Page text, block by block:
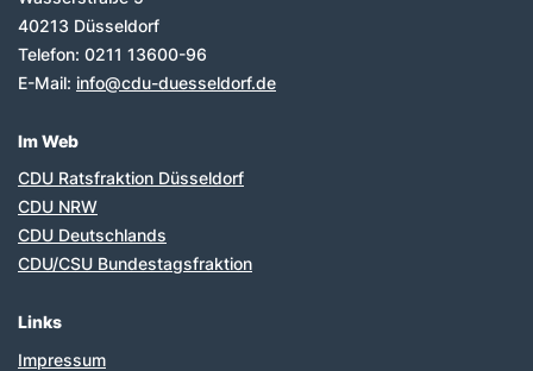
40213 Düsseldorf
Telefon: 0211 13600-96
E-Mail: info@cdu-duesseldorf.de
Im Web
CDU Ratsfraktion Düsseldorf
CDU NRW
CDU Deutschlands
CDU/CSU Bundestagsfraktion
Links
Impressum